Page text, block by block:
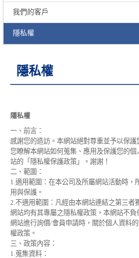
我們的客戶
隱私權
隱私權
隱私權
一、前言：
感謝您的造訪。本網站絕對尊重並予以保
您瞭解本網站如何蒐集、應用及保護您的
站的「隱私權保護政策」。謝謝！
二、範圍：
1.適用範圍：在本公司及所屬網站活動時，
用與保護。
2.不適用範圍：凡經由本網站連結之第三者
網站均有其專屬之隱私權政策，本網站不
網站進行詢價/會員申請時，關於個人資料
權政策。
三、政策內容：
1.蒐集資料：